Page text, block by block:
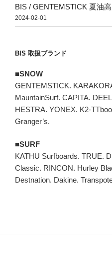
BIS / GENTEMSTICK 夏油
2024-02-01
BIS 取扱ブランド
■SNOW
GENTEMSTICK.
MauntainSurf. CAPITA.
HESTRA. YONEX. K2-
Granger’s.
■SURF
KATHU Surfboards. TRUE.
Classic. RINCON. Hurley
Destnation. Dakine.